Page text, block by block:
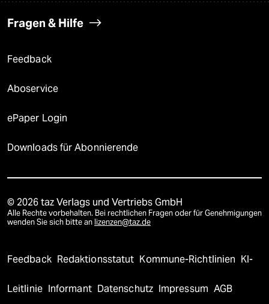
Fragen & Hilfe
Feedback
Aboservice
ePaper Login
Downloads für Abonnierende
© 2026 taz Verlags und Vertriebs GmbH
Alle Rechte vorbehalten. Bei rechtlichen Fragen oder für Genehmigungen
wenden Sie sich bitte an lizenzen@taz.de
Feedback Redaktionsstatut Kommune-Richtlinien KI-
Leitlinie Informant Datenschutz Impressum AGB